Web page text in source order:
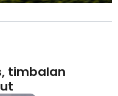
timbalan